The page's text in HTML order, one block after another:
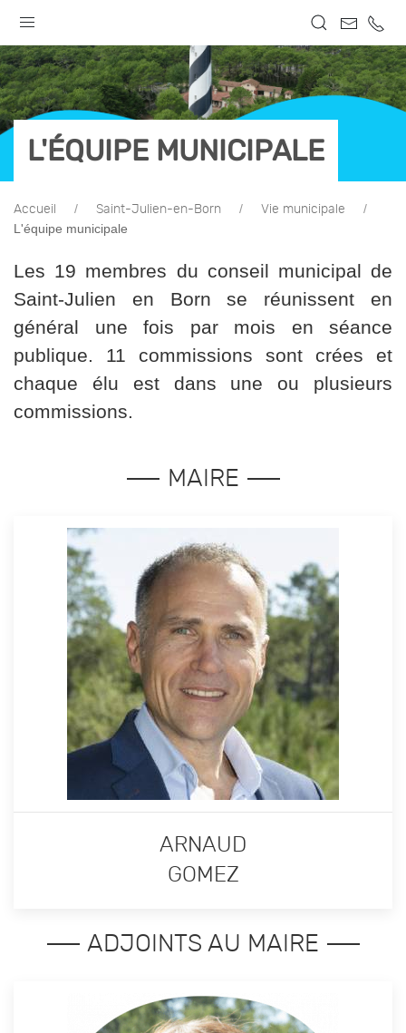
L'ÉQUIPE MUNICIPALE
Accueil Saint-Julien-en-Born Vie municipale
L'équipe municipale
Les 19 membres du conseil municipal de
Saint-Julien en Born se réunissent en
général une fois par mois en séance
publique. 11 commissions sont crées et
chaque élu est dans une ou plusieurs
commissions.
MAIRE
ARNAUD
GOMEZ
ADJOINTS AU MAIRE